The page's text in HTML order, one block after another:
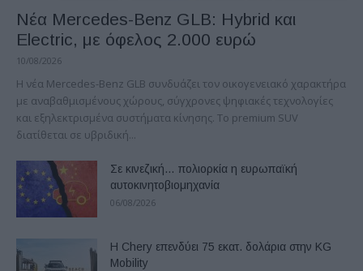
Νέα Mercedes-Benz GLB: Hybrid και
Electric, με όφελος 2.000 ευρώ
10/08/2026
Η νέα Mercedes-Benz GLB συνδυάζει τον οικογενειακό χαρακτήρα
με αναβαθμισμένους χώρους, σύγχρονες ψηφιακές τεχνολογίες
και εξηλεκτρισμένα συστήματα κίνησης. Το premium SUV
διατίθεται σε υβριδική...
Σε κινεζική… πολιορκία η ευρωπαϊκή
αυτοκινητοβιομηχανία
06/08/2026
Η Chery επενδύει 75 εκατ. δολάρια στην KG
Mobility